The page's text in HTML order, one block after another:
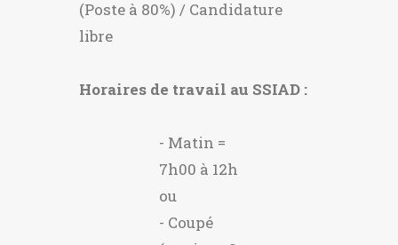
(Poste à 80%) / Candidature
libre
Horaires de travail au SSIAD :
- Matin =
7h00 à 12h
ou
- Coupé